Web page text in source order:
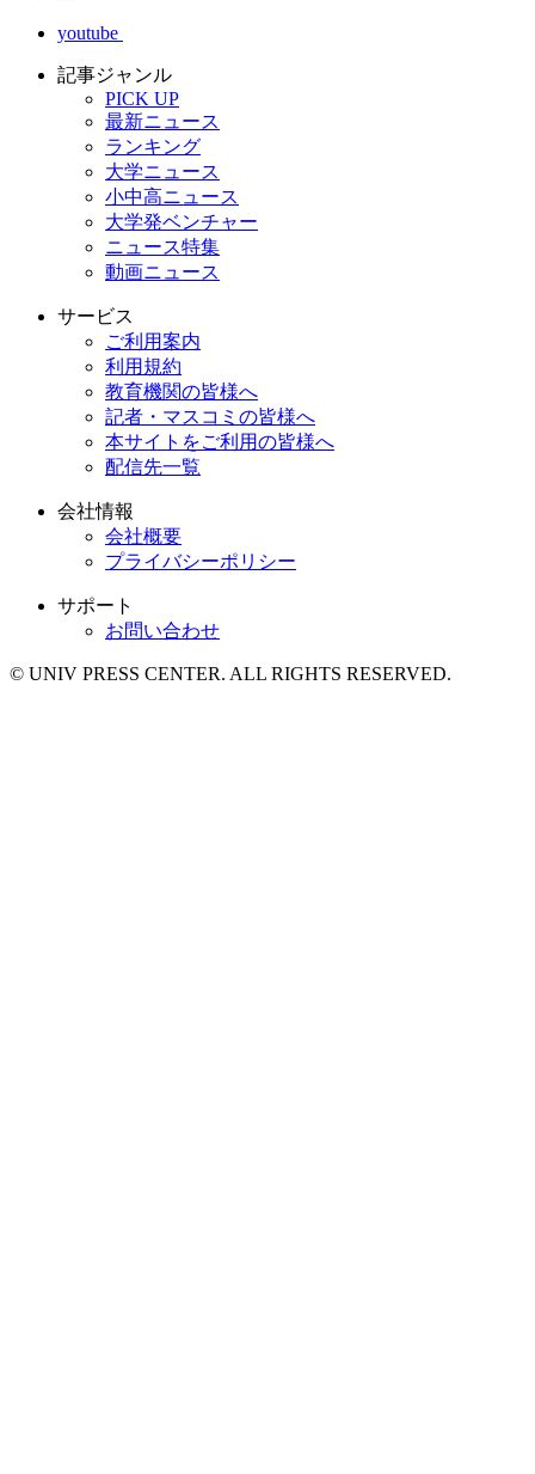
youtube
記事ジャンル
PICK UP
最新ニュース
ランキング
大学ニュース
小中高ニュース
大学発ベンチャー
ニュース特集
動画ニュース
サービス
ご利用案内
利用規約
教育機関の皆様へ
記者・マスコミの皆様へ
本サイトをご利用の皆様へ
配信先一覧
会社情報
会社概要
プライバシーポリシー
サポート
お問い合わせ
© UNIV PRESS CENTER. ALL RIGHTS RESERVED.